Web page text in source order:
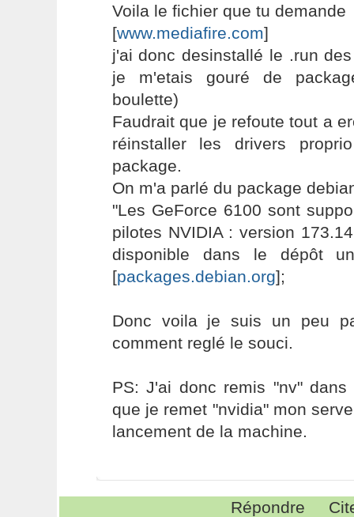
Voila le fichier que tu demande
[www.mediafire.com]
j'ai donc desinstallé le .run
je m'etais gouré de
boulette)
Faudrait que je refoute tout a
réinstaller les drivers
package.
On m'a parlé du package
"Les GeForce 6100 sont
pilotes NVIDIA : version
disponible dans le dépôt
[packages.debian.org];
Donc voila je suis un peu
comment reglé le souci.
PS: J'ai donc remis "nv"
que je remet "nvidia" mon
lancement de la machine.
Répondre